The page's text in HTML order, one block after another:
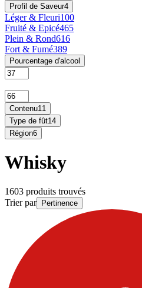
Profil de Saveur4
Léger & Fleuri100
Fruité & Epicé465
Plein & Rond616
Fort & Fumé389
Pourcentage d'alcool
Contenu11
Type de fût14
Région6
Whisky
1603 produits trouvés
Trier par
Pertinence